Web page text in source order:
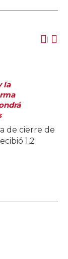
la
de cierre de
1,2